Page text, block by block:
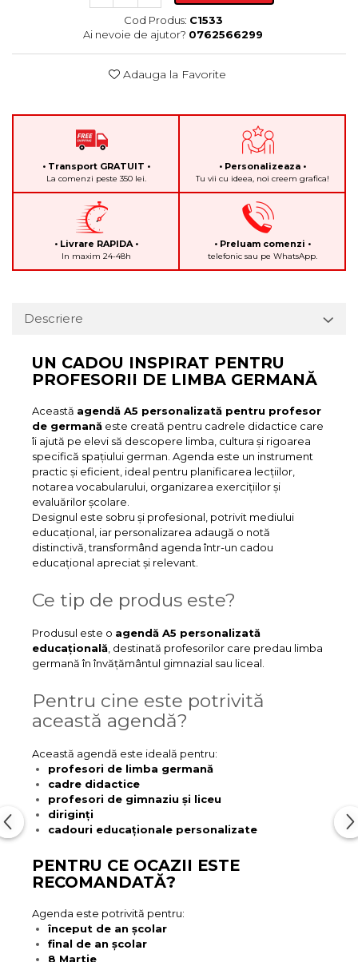
Cod Produs: C1533
Ai nevoie de ajutor? 0762566299
Adauga la Favorite
• Transport GRATUIT •
La comenzi peste 350 lei.
• Personalizeaza •
Tu vii cu ideea, noi creem grafica!
• Livrare RAPIDA •
In maxim 24-48h
• Preluam comenzi •
telefonic sau pe WhatsApp.
Descriere
UN CADOU INSPIRAT PENTRU
PROFESORII DE LIMBA GERMANĂ
Această agendă A5 personalizată pentru profesor
de germană este creată pentru cadrele didactice care
îi ajută pe elevi să descopere limba, cultura și rigoarea
specifică spațiului german. Agenda este un instrument
practic și eficient, ideal pentru planificarea lecțiilor,
notarea vocabularului, organizarea exercițiilor și
evaluărilor școlare.
Designul este sobru și profesional, potrivit mediului
educațional, iar personalizarea adaugă o notă
distinctivă, transformând agenda într-un cadou
educațional apreciat și relevant.
Ce tip de produs este?
Produsul este o agendă A5 personalizată
educațională , destinată profesorilor care predau limba
germană în învățământul gimnazial sau liceal.
Pentru cine este potrivită
această agendă?
Această agendă este ideală pentru:
profesori de limba germană
cadre didactice
profesori de gimnaziu și liceu
diriginți
cadouri educaționale personalizate
PENTRU CE OCAZII ESTE
RECOMANDATĂ?
Agenda este potrivită pentru:
început de an școlar
final de an școlar
8 Martie